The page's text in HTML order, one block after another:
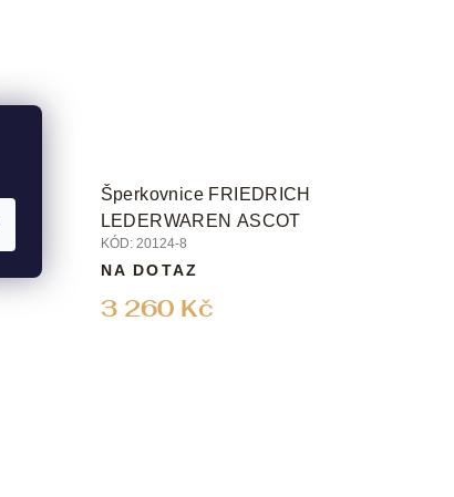
Šperkovnice FRIEDRICH
LEDERWAREN ASCOT
KÓD: 20124-8
3 260 Kč
NA DOTAZ